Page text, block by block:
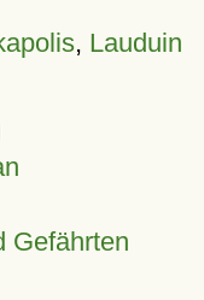
, Lauduin
Gefährten